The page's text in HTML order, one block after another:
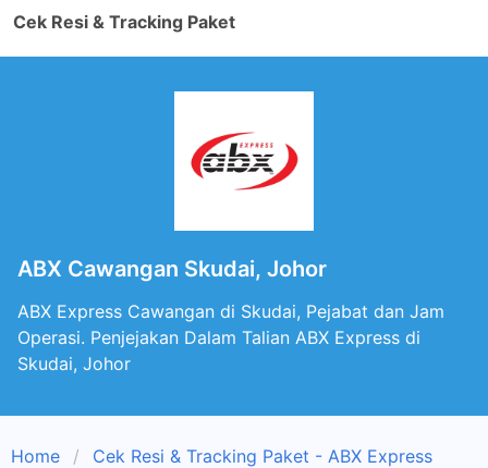
Cek Resi & Tracking Paket
ABX Cawangan Skudai, Johor
ABX Express Cawangan di Skudai, Pejabat dan Jam
Operasi. Penjejakan Dalam Talian ABX Express di
Skudai, Johor
Home
Cek Resi & Tracking Paket - ABX Express